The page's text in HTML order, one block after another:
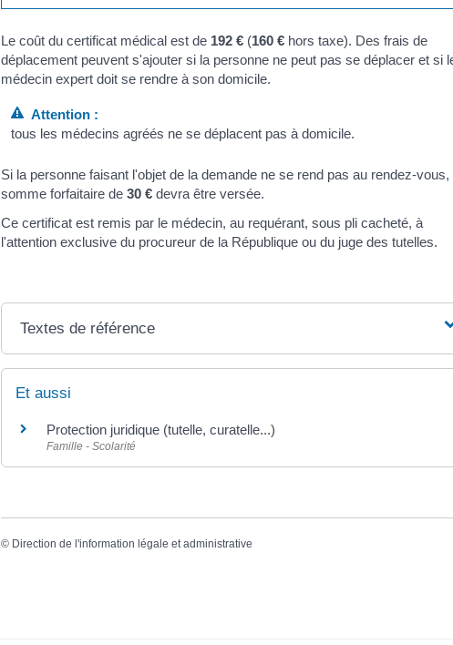
Le coût du certificat médical est de 192 €(160 €hors taxe). Des frais de
déplacement peuvent s'ajouter si la personne ne peut pas se déplacer et si
médecin expert doit se rendre à son domicile.
Attention :
tous les médecins agréés ne se déplacent pas à domicile.
Si la personne faisant l'objet de la demande ne se rend pas au rendez-vous,
somme forfaitaire de 30 €devra être versée.
Ce certificat est remis par le médecin, au requérant, sous pli cacheté, à
l'attention exclusive du procureur de la République ou du juge des tutelles.
Textes de référence
Et aussi
Protection juridique (tutelle, curatelle...)
Famille - Scolarité
© Direction de l'information légale et administrative